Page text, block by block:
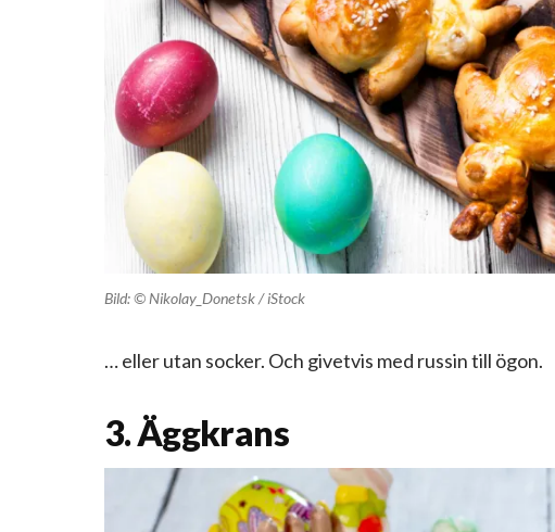
Bild: © Nikolay_Donetsk / iStock
… eller utan socker. Och givetvis med russin till ögon.
3. Äggkrans